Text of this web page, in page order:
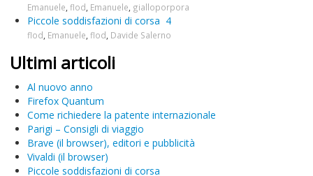
Emanuele flod Emanuele gialloporpora
Piccole soddisfazioni di corsa 4
flod Emanuele flod Davide Salerno
Ultimi articoli
Al nuovo anno
Firefox Quantum
Come richiedere la patente internazionale
Parigi – Consigli di viaggio
Brave (il browser), editori e pubblicità
Vivaldi (il browser)
Piccole soddisfazioni di corsa